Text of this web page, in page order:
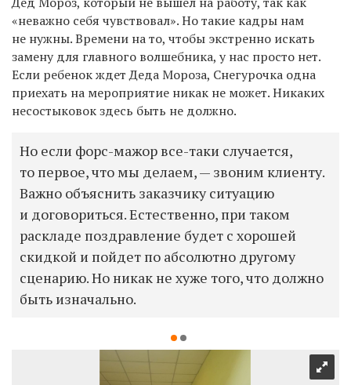
«неважно себя чувствовал». Но такие кадры нам
не нужны. Времени на то, чтобы экстренно искать
замену для главного волшебника, у нас просто нет.
Если ребенок ждет Деда Мороза, Снегурочка одна
приехать на мероприятие никак не может. Никаких
несостыковок здесь быть не должно.
Но если форс-мажор все-таки случается,
то первое, что мы делаем, — звоним клиенту.
Важно объяснить заказчику ситуацию
и договориться. Естественно, при таком
раскладе поздравление будет с хорошей
скидкой и пойдет по абсолютно другому
сценарию. Но никак не хуже того, что должно
быть изначально.